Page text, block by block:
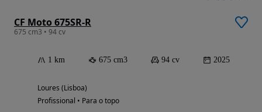
CF Moto 675SR-R
675 cm3 • 94 cv
1 km 675 cm3 94 cv 2025
Loures (Lisboa)
Profissional • Para o topo